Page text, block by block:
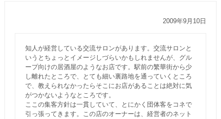
2009年9月10日
知人が経営している交流サロンがあります。交流サロンと
いうとちょっとイメージしづらいかもしれませんが、グル
ープ向けの居酒屋のようなお店です。駅前の繁華街から少
し離れたところで、とても細い裏路地を通っていくところ
で、教えられなかったらそこにお店があることは絶対に気
がつかないようなところです。
ここの集客方針は一貫していて、とにかく団体客をコネで
引っ張ってきます。この店のオーナーは、経営者のネット